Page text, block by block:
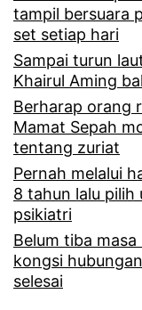
tampil bersuara
set setiap hari
Sampai turun
Khairul Aming
Berharap orang
Mamat Sepah
tentang zuriat
Pernah melalui
8 tahun lalu pilih
psikiatri
Belum tiba
kongsi
selesai